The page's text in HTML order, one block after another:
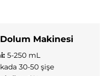
Makinesi
5-250 mL
30-50 şişe